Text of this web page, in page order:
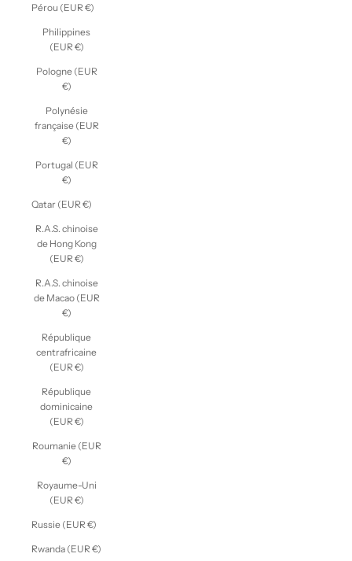
Pérou (EUR €)
Philippines
(EUR €)
Pologne (EUR
€)
Polynésie
française (EUR
€)
Portugal (EUR
€)
Qatar (EUR €)
R.A.S. chinoise
de Hong Kong
(EUR €)
R.A.S. chinoise
de Macao (EUR
€)
République
centrafricaine
(EUR €)
République
dominicaine
(EUR €)
Roumanie (EUR
€)
Royaume-Uni
(EUR €)
Russie (EUR €)
Rwanda (EUR €)